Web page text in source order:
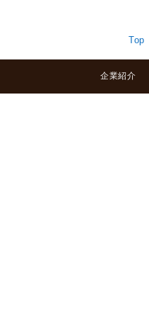
Top
企業紹介